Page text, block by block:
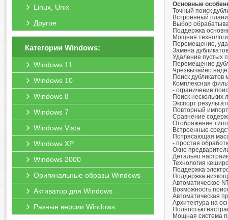
Linux, Unix
Другое
Категории Windows:
Windows 11
Windows 10
Windows 8
Windows 7
Windows Vista
Windows XP
Windows 2000
Оригинальные образы Windows
Активатор для Windows
Разные версии Windows
Основные
Точный поиск
Встроенный
Выбор
Поддержка
Мощная
Перемещение,
Замена
Удаление пустых
Перемещение
Чрезвычайно
Поиск
Комплексная
- ограничение
Поиск нескольких
Экспорт
Повторный
Сравнение
Отображение
Встроенные
Потрясающая
- простая
Окно
Детально
Технология
Поддержка
Поддержка
Автоматическое
Возможность
Автоматическая
Архитектура на
Полностью
Мощная система